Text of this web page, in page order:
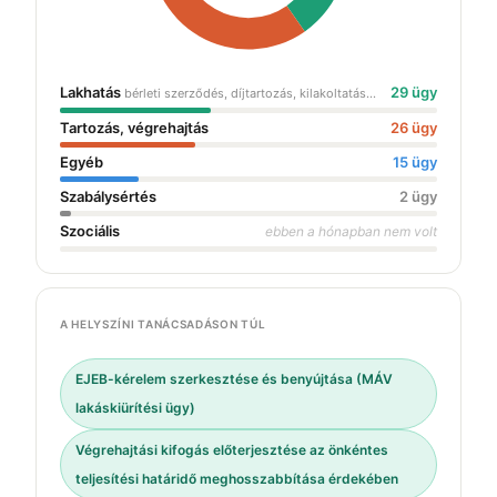
Lakhatás bérleti szerződés, díjtartozás, kilakoltatás…
29 ügy
Tartozás, végrehajtás
26 ügy
Egyéb
15 ügy
Szabálysértés
2 ügy
Szociális
ebben a hónapban nem volt
A HELYSZÍNI TANÁCSADÁSON TÚL
EJEB-kérelem szerkesztése és benyújtása (MÁV
lakáskiürítési ügy)
Végrehajtási kifogás előterjesztése az önkéntes
teljesítési határidő meghosszabbítása érdekében